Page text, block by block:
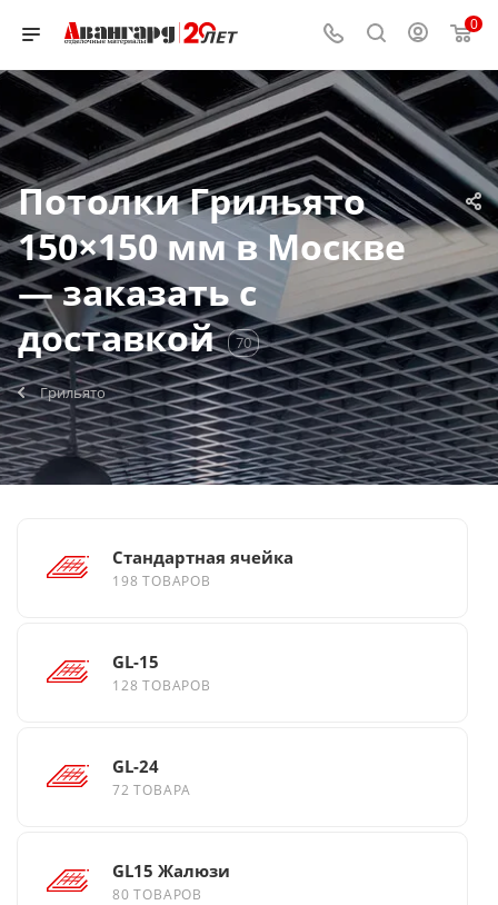
0
Потолки Грильято
150×150 мм в Москве
— заказать с
доставкой
70
Грильято
Стандартная ячейка
198 ТОВАРОВ
GL-15
128 ТОВАРОВ
GL-24
72 ТОВАРА
GL15 Жалюзи
80 ТОВАРОВ